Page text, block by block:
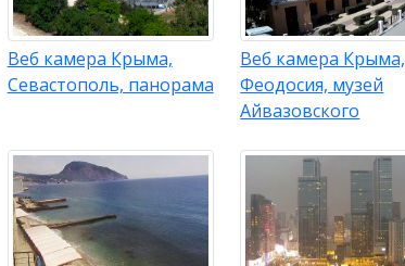
Веб камера Крыма,
Севастополь, панорама
Веб камера Крыма,
Феодосия, музей
Айвазовского